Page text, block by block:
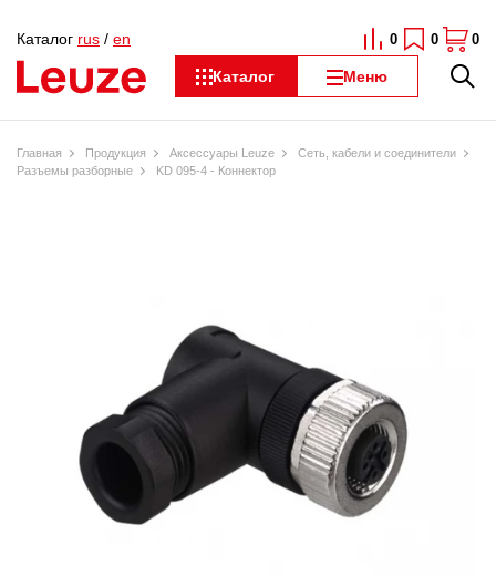
Каталог Меню
Каталог rus / en 0 0 0
Главная Продукция Аксессуары Leuze
Сеть, кабели и соединители
Разъемы разборные
KD 095-4 - Коннектор